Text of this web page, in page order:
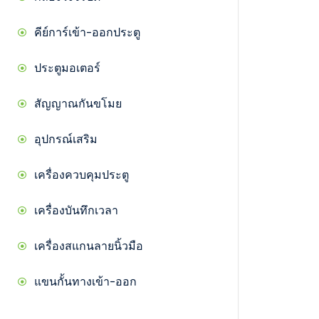
คีย์การ์เข้า-ออกประตู
ประตูมอเตอร์
สัญญาณกันขโมย
อุปกรณ์เสริม
เครื่องควบคุมประตู
เครื่องบันทึกเวลา
เครื่องสแกนลายนิ้วมือ
แขนกั้นทางเข้า-ออก